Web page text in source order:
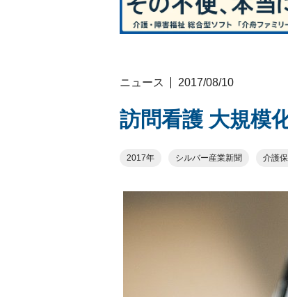
ニュース 2017/08/10
訪問看護 大規模
2017年 シルバー産業新聞 介護